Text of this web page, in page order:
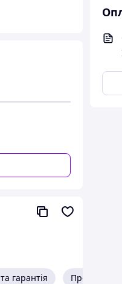
гарантія Про